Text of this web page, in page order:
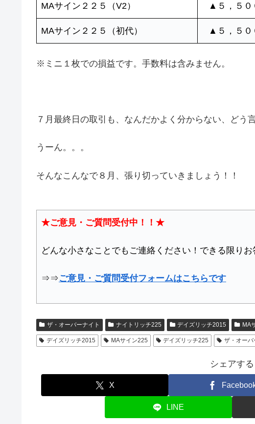
MAサイン２２５（V2） ▲５，５０
MAサイン２２５（初代） ▲５，５０
※ミニ１枚での損益です。手数料は含みません。
７月最終日の取引も、なんだかよく分からない、どう
うーん。。。
そんなこんなで８月、張り切っていきましょう！！
★ご意見・ご質問受付中！！★
どんな小さなことでもご連絡ください！できる限りお
⇒⇒ご意見・ご質問受付フォームはこちらです
ザ・オーバーナイト ナイトリッチ225 デイズリッチ2015 MA
デイズリッチ2015 MAサイン225 デイズリッチ225 ザ・オーバ
シェアする
X
LINE